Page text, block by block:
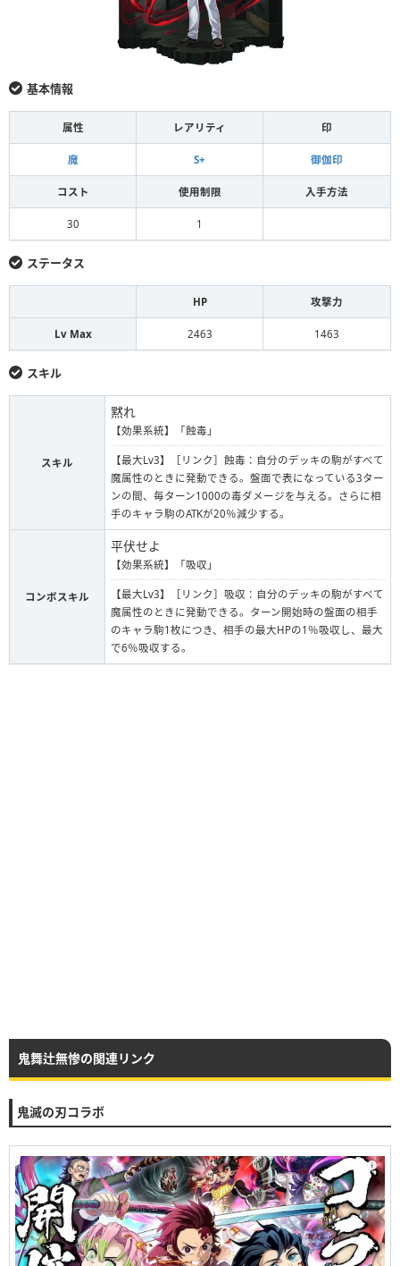
基本情報
属性 レアリティ 印
魔 S+ 御伽印
コスト 使用制限 入手方法
30 1
ステータス
HP 攻撃力
Lv Max 2463 1463
スキル
スキル
黙れ
【効果系統】「蝕毒」
【最大Lv3】［リンク］蝕毒：自分のデッキの駒がすべて
魔属性のときに発動できる。盤面で表になっている3ター
ンの間、毎ターン1000の毒ダメージを与える。さらに相
手のキャラ駒のATKが20％減少する。
コンボスキル
平伏せよ
【効果系統】「吸収」
【最大Lv3】［リンク］吸収：自分のデッキの駒がすべて
魔属性のときに発動できる。ターン開始時の盤面の相手
のキャラ駒1枚につき、相手の最大HPの1％吸収し、最大
で6％吸収する。
鬼舞辻無惨の関連リンク
鬼滅の刃コラボ